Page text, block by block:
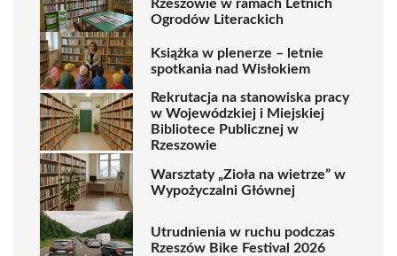
Rzeszowie w ramach Letnich
Ogrodów Literackich
Książka w plenerze – letnie
spotkania nad Wisłokiem
Rekrutacja na stanowiska pracy
w Wojewódzkiej i Miejskiej
Bibliotece Publicznej w
Rzeszowie
Warsztaty „Zioła na wietrze” w
Wypożyczalni Głównej
Utrudnienia w ruchu podczas
Rzeszów Bike Festival 2026